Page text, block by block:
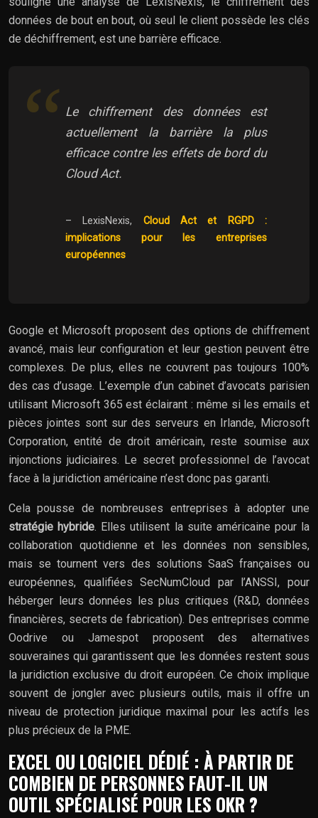
données de bout en bout, où seul le client possède les clés
de déchiffrement, est une barrière efficace.
Le chiffrement des données est
actuellement la barrière la plus
efficace contre les effets de bord du
Cloud Act.
– LexisNexis, Cloud Act et RGPD :
implications pour les entreprises
européennes
Google et Microsoft proposent des options de chiffrement
avancé, mais leur configuration et leur gestion peuvent être
complexes. De plus, elles ne couvrent pas toujours 100%
des cas d’usage. L’exemple d’un cabinet d’avocats parisien
utilisant Microsoft 365 est éclairant : même si les emails et
pièces jointes sont sur des serveurs en Irlande, Microsoft
Corporation, entité de droit américain, reste soumise aux
injonctions judiciaires. Le secret professionnel de l’avocat
face à la juridiction américaine n’est donc pas garanti.
Cela pousse de nombreuses entreprises à adopter une
stratégie hybride. Elles utilisent la suite américaine pour la
collaboration quotidienne et les données non sensibles,
mais se tournent vers des solutions SaaS françaises ou
européennes, qualifiées SecNumCloud par l’ANSSI, pour
héberger leurs données les plus critiques (R&D, données
financières, secrets de fabrication). Des entreprises comme
Oodrive ou Jamespot proposent des alternatives
souveraines qui garantissent que les données restent sous
la juridiction exclusive du droit européen. Ce choix implique
souvent de jongler avec plusieurs outils, mais il offre un
niveau de protection juridique maximal pour les actifs les
plus précieux de la PME.
EXCEL OU LOGICIEL DÉDIÉ : À PARTIR DE
COMBIEN DE PERSONNES FAUT-IL UN
OUTIL SPÉCIALISÉ POUR LES OKR ?